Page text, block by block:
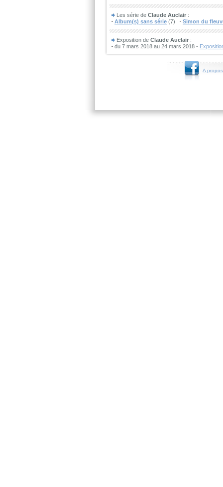
Les série de Claude Auclair :
Album(s) sans série (7) Simon du
Exposition de Claude Auclair :
du 7 mars 2018 au 24 mars 2018 -
A